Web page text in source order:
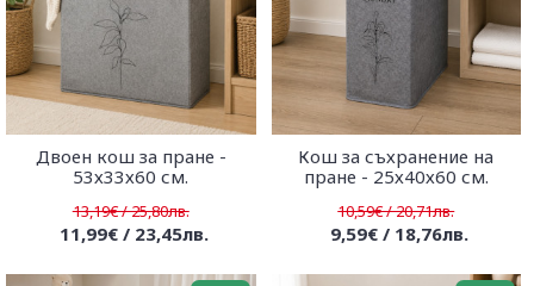
Двоен кош за пране -
53х33х60 см.
13,19€ / 25,80лв.
11,99€ / 23,45лв.
Кош за съхранение на
пране - 25х40х60 см.
10,59€ / 20,71лв.
9,59€ / 18,76лв.